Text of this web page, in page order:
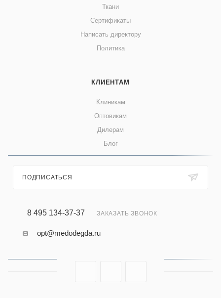
Ткани
Сертификаты
Написать директору
Политика
КЛИЕНТАМ
Клиникам
Оптовикам
Дилерам
Блог
ПОДПИСАТЬСЯ
8 495 134-37-37 ЗАКАЗАТЬ ЗВОНОК
opt@medodegda.ru